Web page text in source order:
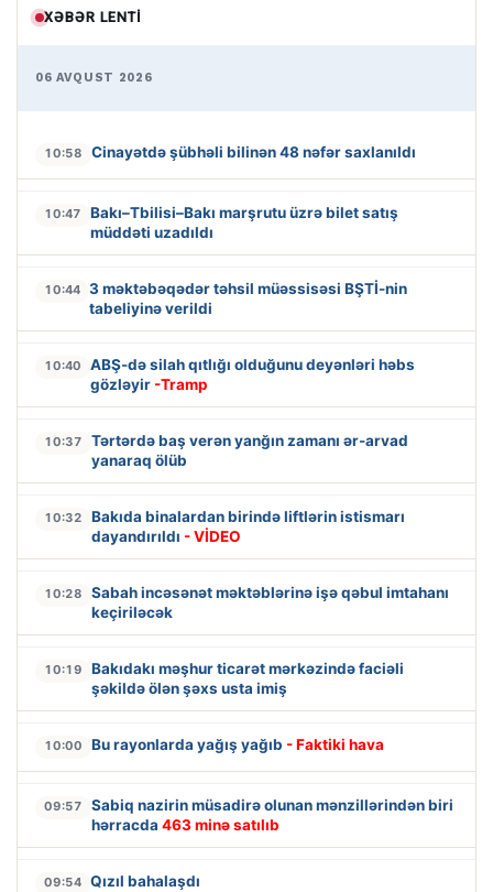
XƏBƏR LENTI
06 AVQUST 2026
10:58 Cinayətdə şübhəli bilinən 48 nəfər saxlanıldı
10:47
Bakı–Tbilisi–Bakı marşrutu üzrə bilet satış
müddəti uzadıldı
10:44 3 məktəbəqədər təhsil müəssisəsi BŞTİ-nin
tabeliyinə verildi
10:40
ABŞ-də silah qıtlığı olduğunu deyənləri həbs
gözləyir -Tramp
10:37
Tərtərdə baş verən yanğın zamanı ər-arvad
yanaraq ölüb
10:32
Bakıda binalardan birində liftlərin istismarı
dayandırıldı - VİDEO
10:28
Sabah incəsənət məktəblərinə işə qəbul imtahanı
keçiriləcək
10:19
Bakıdakı məşhur ticarət mərkəzində faciəli
şəkildə ölən şəxs usta imiş
10:00 Bu rayonlarda yağış yağıb - Faktiki hava
09:57
Sabiq nazirin müsadirə olunan mənzillərindən biri
hərracda 463 minə satılıb
09:54 Qızıl bahalaşdı